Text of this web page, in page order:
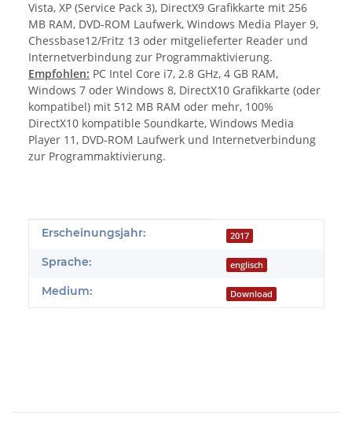
Vista, XP (Service Pack 3), DirectX9 Grafikkarte mit 256
MB RAM, DVD-ROM Laufwerk, Windows Media Player 9,
Chessbase12/Fritz 13 oder mitgelieferter Reader und
Internetverbindung zur Programmaktivierung.
Empfohlen: PC Intel Core i7, 2.8 GHz, 4 GB RAM,
Windows 7 oder Windows 8, DirectX10 Grafikkarte (oder
kompatibel) mit 512 MB RAM oder mehr, 100%
DirectX10 kompatible Soundkarte, Windows Media
Player 11, DVD-ROM Laufwerk und Internetverbindung
zur Programmaktivierung.
Produkteigenschaft
Wert
Erscheinungsjahr: 2017
Sprache: englisch
Medium: Download